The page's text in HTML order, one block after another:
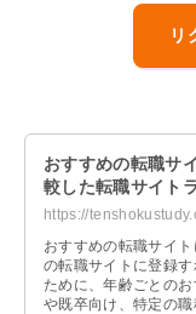
リ
おすすめの転職サ
較した転職サイト
https://
おすすめの転職サイ
の転職サイトに登録
ために、年齢ごとの
や既卒向け、特定の